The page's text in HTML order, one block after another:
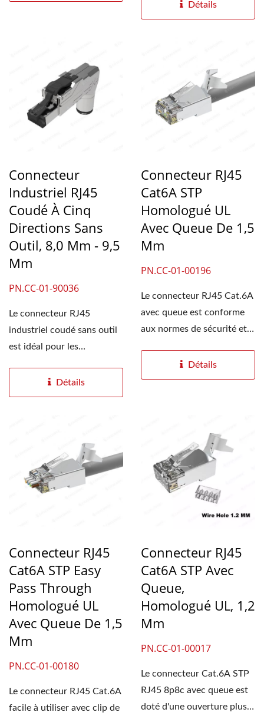
Détails
Connecteur
Industriel RJ45
Coudé À Cinq
Directions Sans
Outil, 8,0 Mm - 9,5
Mm
PN.CC-01-90036
Le connecteur RJ45
industriel coudé sans outil
est idéal pour les
Détails
Connecteur RJ45
Cat6A STP
Homologué UL
Avec Queue De 1,5
Mm
PN.CC-01-00196
Le connecteur RJ45 Cat.6A
avec queue est conforme
aux normes de sécurité et
Détails
Connecteur RJ45
Cat6A STP Easy
Pass Through
Homologué UL
Avec Queue De 1,5
Mm
PN.CC-01-00180
Le connecteur RJ45 Cat.6A
facile à utiliser avec clip de
Connecteur RJ45
Cat6A STP Avec
Queue,
Homologué UL, 1,2
Mm
PN.CC-01-00017
Le connecteur Cat.6A STP
RJ45 8p8c avec queue est
doté d'une ouverture plus